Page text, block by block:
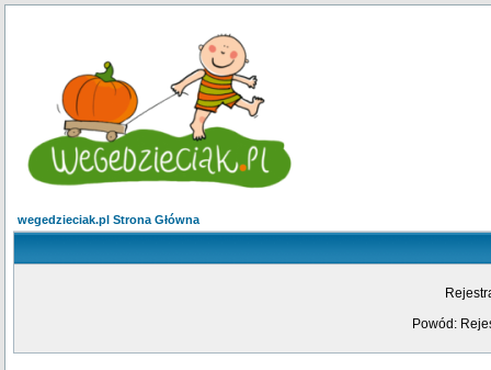
wegedzieciak.pl Strona Główna
Powód: